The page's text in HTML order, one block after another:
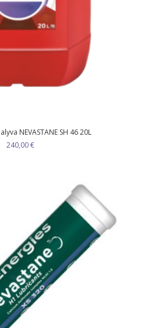
NEVASTANE SH 46 20L
240,00€